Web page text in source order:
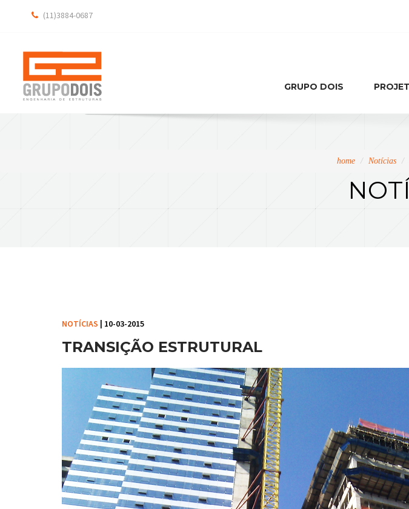
(11)3884-0687
GRUPO DOIS
home Notícias
NOTÍCIAS | 10-03-2015
TRANSIÇÃO ESTRUTURAL